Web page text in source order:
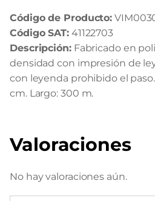
Código de Producto:
Código SAT:41122703
Descripción:Fabricado en
densidad con impresión de
con leyenda prohibido el
cm. Largo: 300 m.
Valoraciones
No hay valoraciones aún.